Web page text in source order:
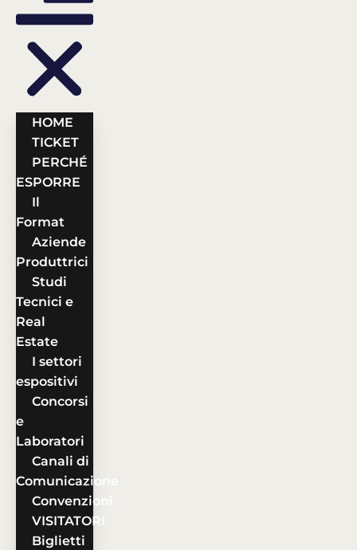
HOME
TICKET
PERCHÉ
ESPORRE
Il
Format
Aziende
Produttrici
Studi
Tecnici e
Real
Estate
I settori
espositivi
Concorsi
e
Laboratori
Canali di
Comunicazione
Convenzioni
VISITATORI
Biglietti